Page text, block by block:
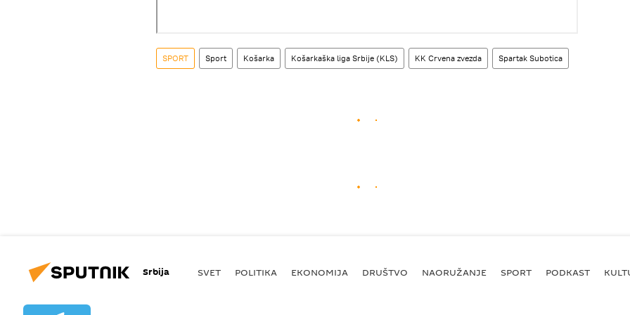
SPORT Sport Košarka Košarkaška liga Srbije (KLS) KK Crvena zvezda Spartak Subotica
Srbija SVET POLITIKA EKONOMIJA DRUŠTVO NAORUŽANJE SPORT PODKAST